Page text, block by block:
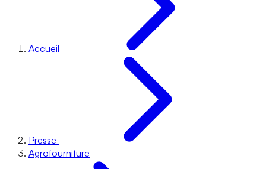
Accueil
Presse
Agrofourniture